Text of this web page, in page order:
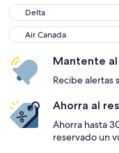
Delta
Delta
Air Canada
Air Canada
Mantente
Recibe alertas
Ahorra al
Ahorra hasta
reservado un